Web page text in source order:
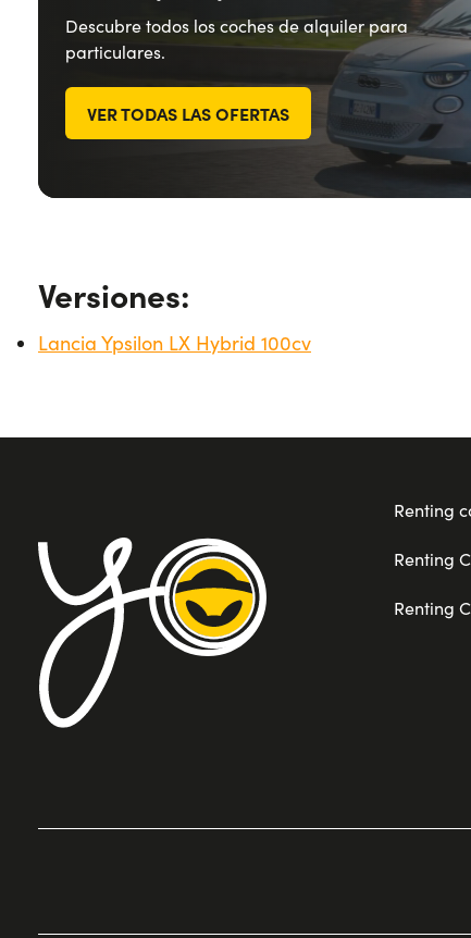
Descubre todos los coches de alquiler para
particulares.
VER TODAS LAS OFERTAS
Versiones:
Lancia Ypsilon LX Hybrid 100cv
Renting
Renting
Renting